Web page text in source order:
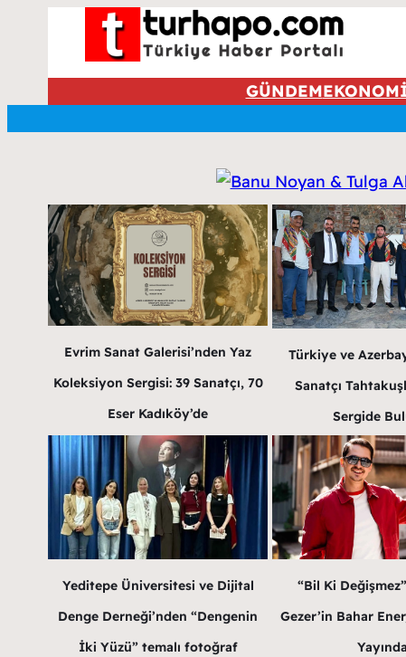
GÜNDEM
Evrim Sanat Galerisi’nden Yaz
Koleksiyon Sergisi: 39 Sanatçı, 70
Eser Kadıköy’de
Türkiye ve
Sanatçı
Sergide
Yeditepe Üniversitesi ve Dijital
Denge Derneği’nden “Dengenin
İki Yüzü” temalı fotoğraf
“Bil Ki
Gezer’in Bahar
Yayında